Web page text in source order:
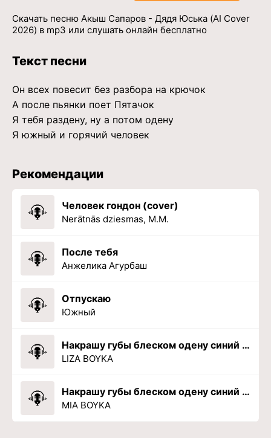
Скачать песню Акыш Сапаров - Дядя Юська (AI Cover
2026) в mp3 или слушать онлайн бесплатно
Текст песни
Он всех повесит без разбора на крючок
А после пьянки поет Пятачок
Я тебя раздену, ну а потом одену
Я южный и горячий человек
Рекомендации
Человек гондон (cover)
Nerātnās dziesmas, M.M.
После тебя
Анжелика Агурбаш
Отпускаю
Южный
Накрашу губы блеском одену синий тоф
LIZA BOYKA
Накрашу губы блеском одену синий топ
MIA BOYKA